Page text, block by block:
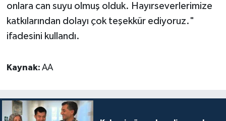
onlara can suyu olmuş olduk. Hayırseverlerimize
katkılarından dolayı çok teşekkür ediyoruz."
ifadesini kullandı.
Kaynak: AA
Mardin Müftülüğü
Muğla Müftülüğü